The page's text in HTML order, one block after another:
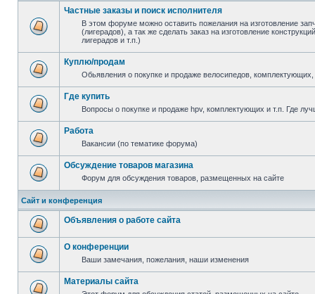
Частные заказы и поиск исполнителя
В этом форуме можно оставить пожелания на изготовление
(лигерадов), а так же сделать заказ на изготовление
лигерадов и т.п.)
Куплю/продам
Обьявления о покупке и продаже велосипедов,
Где купить
Вопросы о покупке и продаже hpv, комплектующих и т.п. Где
Работа
Вакансии (по тематике форума)
Обсуждение товаров магазина
Форум для обсуждения товаров, размещенных на сайте
Сайт и конференция
Объявления о работе сайта
О конференции
Ваши замечания, пожелания, наши изменения
Материалы сайта